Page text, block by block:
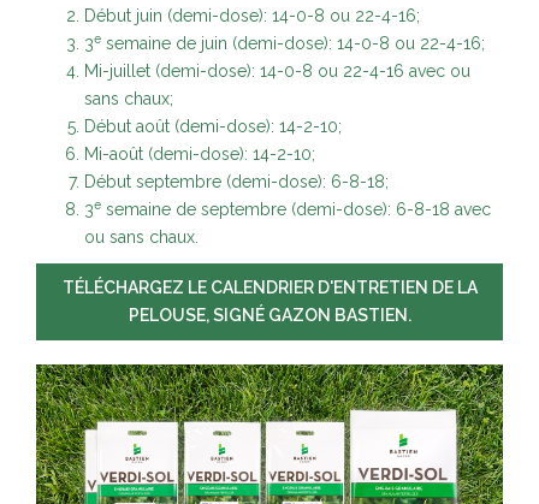
Début juin (demi-dose): 14-0-8 ou 22-4-16;
3e semaine de juin (demi-dose): 14-0-8 ou 22-4-16;
Mi-juillet (demi-dose): 14-0-8 ou 22-4-16 avec ou
sans chaux;
Début août (demi-dose): 14-2-10;
Mi-août (demi-dose): 14-2-10;
Début septembre (demi-dose): 6-8-18;
3e semaine de septembre (demi-dose): 6-8-18 avec
ou sans chaux.
TÉLÉCHARGEZ LE CALENDRIER D'ENTRETIEN DE LA
PELOUSE, SIGNÉ GAZON BASTIEN.